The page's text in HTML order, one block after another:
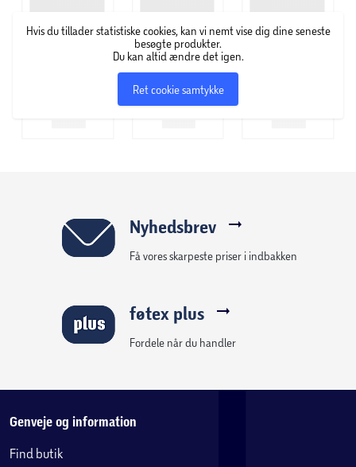
Hvis du tillader statistiske cookies, kan vi nemt vise dig dine seneste
besøgte produkter.
Du kan altid ændre det igen.
Ret cookie samtykke
Nyhedsbrev
Få vores skarpeste priser i indbakken
føtex plus
Fordele når du handler
Genveje og information
Find butik